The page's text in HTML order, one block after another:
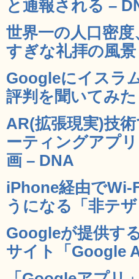
と通報される –
世界一の人口密
すぎな礼拝の風
Googleにイスラ
評判を聞いてみ
AR(拡張現実)技
ーティングアプ
画 – DNA
iPhone経由でWi-
うになる「非テ
Googleが提供す
サイト「Google